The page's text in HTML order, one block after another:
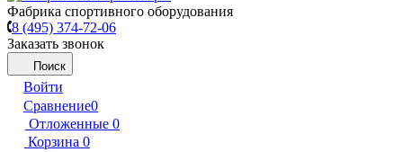
Фабрика спортивного оборудования
8 (495) 374-72-06
Заказать звонок
Поиск
Войти
Сравнение0
Отложенные 0
Корзина 0